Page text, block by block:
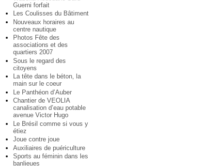
Guerni forfait
Les Coulisses du Bâtiment
Nouveaux horaires au
centre nautique
Photos Fête des
associations et des
quartiers 2007
Sous le regard des
citoyens
La tête dans le béton, la
main sur le coeur
Le Panthéon d’Auber
Chantier de VEOLIA
canalisation d’eau potable
avenue Victor Hugo
Le Brésil comme si vous y
étiez
Joue contre joue
Auxiliaires de puériculture
Sports au féminin dans les
banlieues